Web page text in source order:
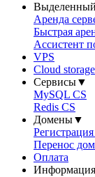
Аренда
Быстрая
Ассистент
VPS
Cloud storage
Сервисы▼
MySQL CS
Redis CS
Домены▼
Перенос
Оплата
Информация